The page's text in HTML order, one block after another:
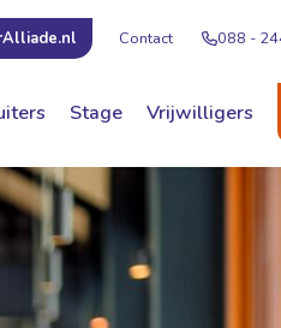
Alliade.nl Contact 088 -
Stage Vrijwilligers